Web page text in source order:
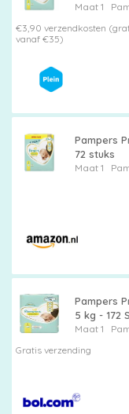
Maat 1
€3,90 verzendkosten
vanaf €35)
Pampers
72 stuks
Maat 1
Pampers
5 kg - 172
Maat 1
Gratis verzending